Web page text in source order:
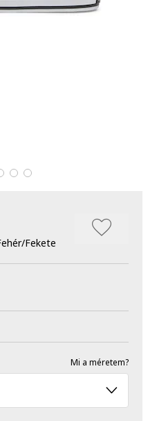
Fekete
Mi a méretem?